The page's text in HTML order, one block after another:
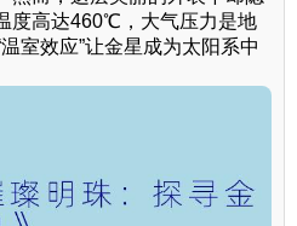
高达460℃，大气压力是地
室效应”让金星成为太阳系中